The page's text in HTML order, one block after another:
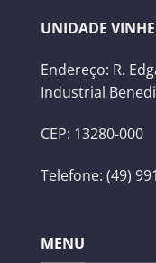
UNIDADE
Endereço: R.
Industrial
CEP: 13280-000
Telefone: (49)
MENU